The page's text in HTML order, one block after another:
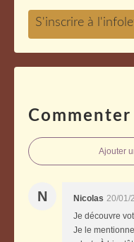
Ajouter
N Nicolas 20/01/
Je découvre
Je le